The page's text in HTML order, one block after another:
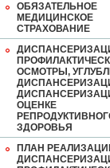
ОБЯЗАТЕЛЬНОЕ
МЕДИЦИНСКОЕ
СТРАХОВАНИЕ
ОСМОТРЫ,
ОЦЕНКЕ
ЗДОРОВЬЯ
ПЛАН